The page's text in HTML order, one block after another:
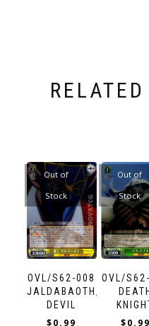
OVL/S62-008
JALDABAOTH,
DEVIL
Out of
Stock
$0.99
OVL/
DEATH
Out of
Stock
$0.99